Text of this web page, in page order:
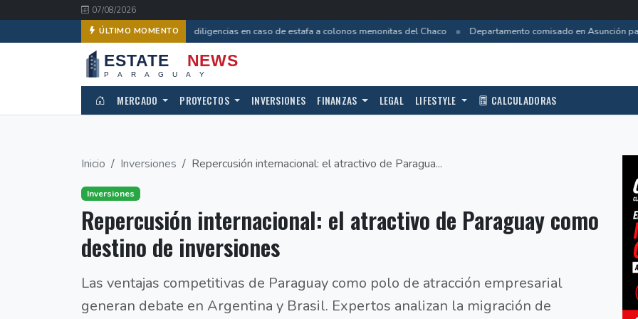
07/08/2026
ÚLTIMO MOMENTOAvanzan diligencias en caso de estafa a colonos menonitas del Chaco • Departamento comisado en Asunción
MERCADO PROYECTOS INVERSIONES FINANZAS LEGAL LIFESTYLE CALCULADORAS
Inicio Inversiones Repercusión internacional: el atractivo de Paragua...
Inversiones
Repercusión internacional: el atractivo de Paraguay como
destino de inversiones
Las ventajas competitivas de Paraguay como polo de atracción empresarial
generan debate en Argentina y Brasil. Expertos analizan la migración de